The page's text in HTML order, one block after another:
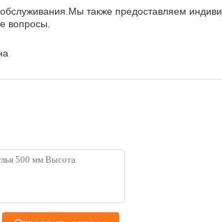
также предоставляем
вопросы.